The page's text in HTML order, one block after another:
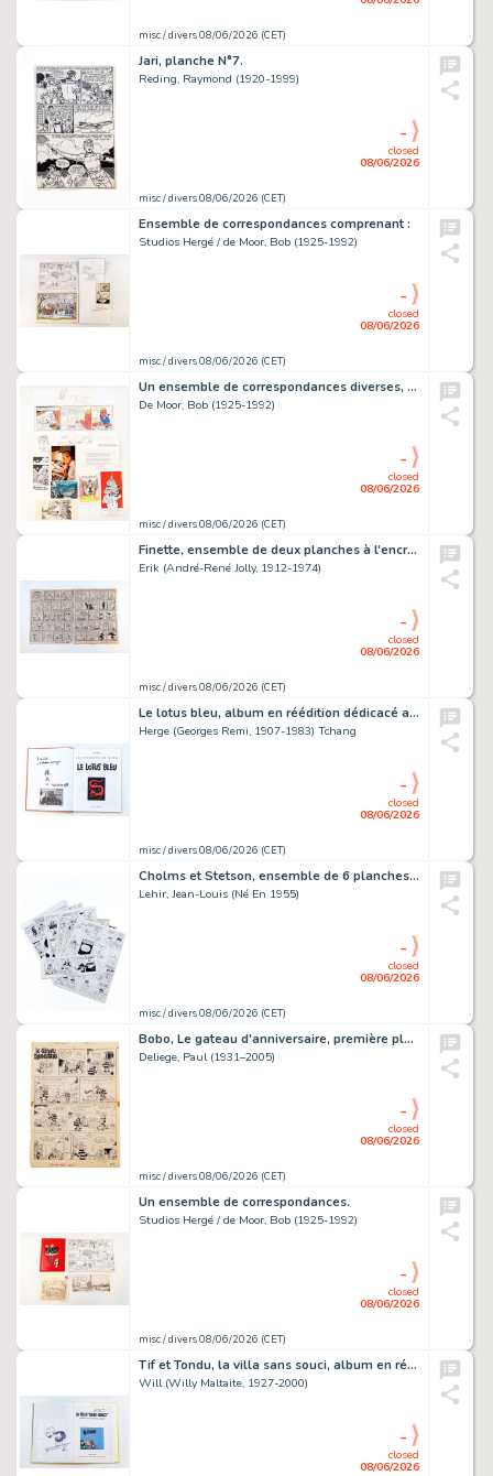
misc / divers 08/06/2026 (CET)
Jari, planche N°7.
Reding, Raymond (1920-1999)
misc / divers 08/06/2026 (CET)
closed
08/06/2026
-
Ensemble de correspondances comprenant :
Studios Hergé / de Moor, Bob (1925-1992)
misc / divers 08/06/2026 (CET)
closed
08/06/2026
-
Un ensemble de correspondances diverses, dont :
De Moor, Bob (1925-1992)
misc / divers 08/06/2026 (CET)
closed
08/06/2026
-
Finette, ensemble de deux planches à l'encre de Chine sur papier,…
Erik (André-René Jolly, 1912-1974)
misc / divers 08/06/2026 (CET)
closed
08/06/2026
-
Le lotus bleu, album en réédition dédicacé au feutre par Tchang…
Herge (Georges Remi, 1907-1983) Tchang
misc / divers 08/06/2026 (CET)
closed
08/06/2026
-
Cholms et Stetson, ensemble de 6 planches originales à l'encre de…
Lehir, Jean-Louis (Né En 1955)
misc / divers 08/06/2026 (CET)
closed
08/06/2026
-
Bobo, Le gateau d'anniversaire, première planche d'un récit court…
Deliege, Paul (1931–2005)
misc / divers 08/06/2026 (CET)
closed
08/06/2026
-
Un ensemble de correspondances.
Studios Hergé / de Moor, Bob (1925-1992)
misc / divers 08/06/2026 (CET)
closed
08/06/2026
-
Tif et Tondu, la villa sans souci, album en réédition orné d’un…
Will (Willy Maltaite, 1927-2000)
closed
08/06/2026
-